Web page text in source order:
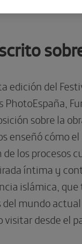
edición del
PhotoEspaña,
sobre la
enseñó cómo
los procesos
íntima y
islámica,
mundo actual
visitar desde el